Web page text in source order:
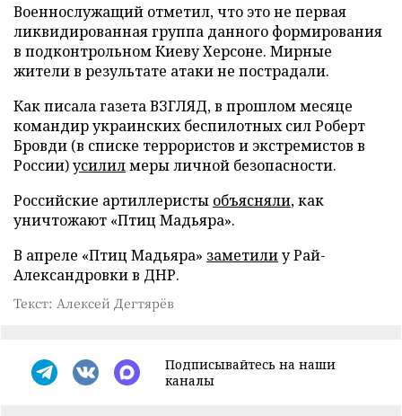
Военнослужащий отметил, что это не первая
ликвидированная группа данного формирования
в подконтрольном Киеву Херсоне. Мирные
жители в результате атаки не пострадали.
Как писала газета ВЗГЛЯД, в прошлом месяце
командир украинских беспилотных сил Роберт
Бровди (в списке террористов и экстремистов в
России)усилилмеры личной безопасности.
Российские артиллеристы объясняли, как
уничтожают «Птиц Мадьяра».
В апреле «Птиц Мадьяра» заметилиу Рай-
Александровки в ДНР.
Текст: Алексей Дегтярёв
Подписывайтесь на наши
каналы